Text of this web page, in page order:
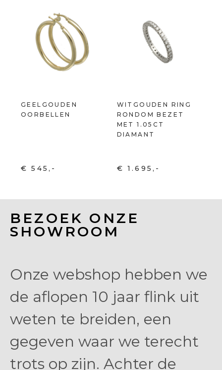
GEELGOUDEN
OORBELLEN
€ 545,-
WITGOUDEN RING
RONDOM BEZET
MET 1.05CT
DIAMANT
€ 1.695,-
BEZOEK ONZE
SHOWROOM
Onze webshop hebben we
de aflopen 10 jaar flink uit
weten te breiden, een
gegeven waar we terecht
trots op zijn. Achter de